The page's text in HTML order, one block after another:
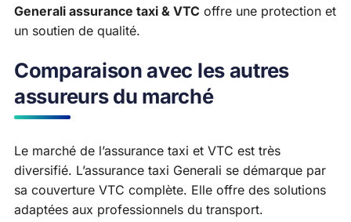
Generali assurance taxi & VTC offre une protection et
un soutien de qualité.
Comparaison avec les autres
assureurs du marché
Le marché de l’assurance taxi et VTC est très
diversifié. L’assurance taxi Generali se démarque par
sa couverture VTC complète. Elle offre des solutions
adaptées aux professionnels du transport.